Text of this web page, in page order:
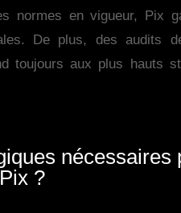
normes en vigueur, Pix
De plus, des audits
toujours aux plus hauts
nécessaires
Pix ?